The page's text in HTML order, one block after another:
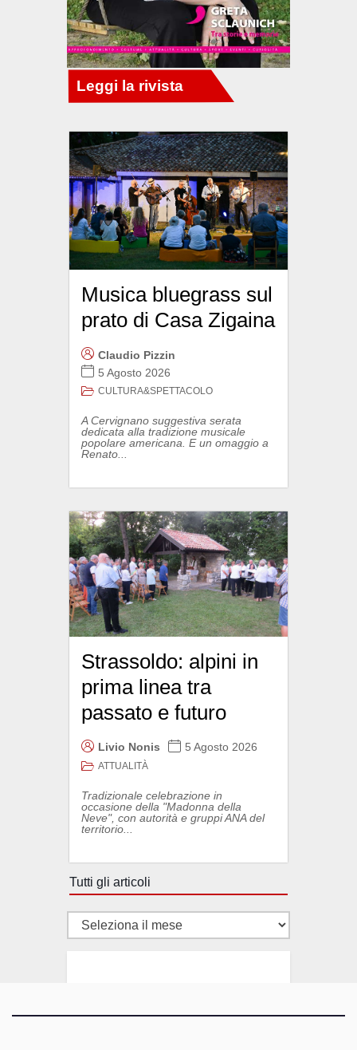
Musica bluegrass sul
prato di Casa Zigaina
Claudio Pizzin
5 Agosto 2026
CULTURA&SPETTACOLO
A Cervignano suggestiva serata
dedicata alla tradizione musicale
popolare americana. E un omaggio a
Renato...
Strassoldo: alpini in
prima linea tra
passato e futuro
Livio Nonis 5 Agosto 2026
ATTUALITÀ
Tradizionale celebrazione in
occasione della "Madonna della
Neve", con autorità e gruppi ANA del
territorio...
Tutti gli articoli
Tutti